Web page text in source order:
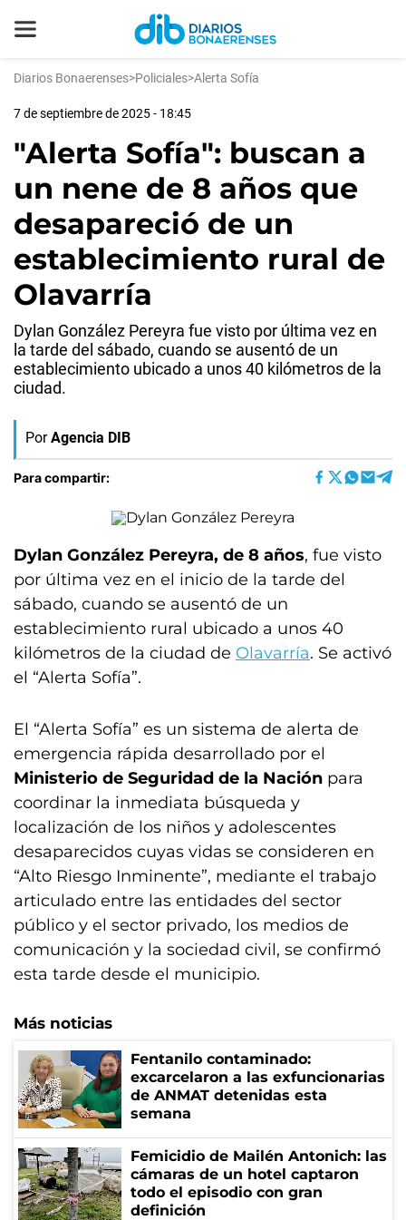
Diarios Bonaerenses>Policiales>Alerta Sofía
7 de septiembre de 2025 - 18:45
"Alerta Sofía": buscan a
un nene de 8 años que
desapareció de un
establecimiento rural de
Olavarría
Dylan González Pereyra fue visto por última vez en
la tarde del sábado, cuando se ausentó de un
establecimiento ubicado a unos 40 kilómetros de la
ciudad.
Por Agencia DIB
Para compartir:
Dylan González Pereyra, de 8 años, fue visto
por última vez en el inicio de la tarde del
sábado, cuando se ausentó de un
establecimiento rural ubicado a unos 40
kilómetros de la ciudad de Olavarría. Se activó
el “Alerta Sofía”.
El “Alerta Sofía” es un sistema de alerta de
emergencia rápida desarrollado por el
Ministerio de Seguridad de la Nación para
coordinar la inmediata búsqueda y
localización de los niños y adolescentes
desaparecidos cuyas vidas se consideren en
“Alto Riesgo Inminente”, mediante el trabajo
articulado entre las entidades del sector
público y el sector privado, los medios de
comunicación y la sociedad civil, se confirmó
esta tarde desde el municipio.
Más noticias
Fentanilo contaminado:
excarcelaron a las exfuncionarias
de ANMAT detenidas esta
semana
Femicidio de Mailén Antonich: las
cámaras de un hotel captaron
todo el episodio con gran
definición